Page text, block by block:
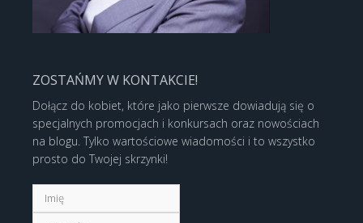
ZOSTAŃMY W KONTAKCIE!
Dołącz do kobiet, które jako pierwsze dowiadują się o
specjalnych promocjach i konkursach oraz nowościach
na blogu. Tylko wartościowe wiadomości i to wszystko
prosto do Twojej skrzynki!